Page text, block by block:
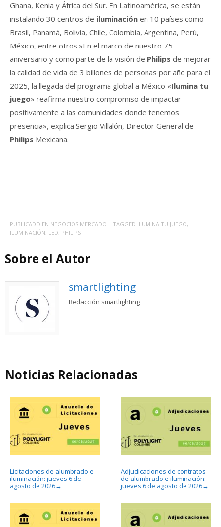
Ghana, Kenia y África del Sur. En Latinoamérica, se están
instalando 30 centros de iluminación en 10 países como
Brasil, Panamá, Bolivia, Chile, Colombia, Argentina, Perú,
México, entre otros.»En el marco de nuestro 75
aniversario y como parte de la visión de Philips de mejorar
la calidad de vida de 3 billones de personas por año para el
2025, la llegada del programa global a México «Ilumina tu
juego» reafirma nuestro compromiso de impactar
positivamente a las comunidades donde tenemos
presencia», explica Sergio Villalón, Director General de
Philips Mexicana.
PUBLICADO EN NEGOCIOS MERCADO | TAGGED ILUMINA TU JUEGO,
ILUMINACIÓN, LED, PHILIPS
Sobre el Autor
smartlighting
Redacción smartlighting
Noticias Relacionadas
Licitaciones de alumbrado e
iluminación: jueves 6 de
agosto de 2026→
Adjudicaciones de contratos
de alumbrado e iluminación:
jueves 6 de agosto de 2026→